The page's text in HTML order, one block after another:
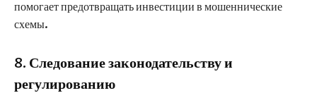
помогает предотвращать инвестиции в мошеннические
схемы.
8. Следование законодательству и
регулированию